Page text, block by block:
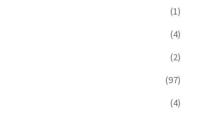
(1)
(4)
(2)
(97)
(4)